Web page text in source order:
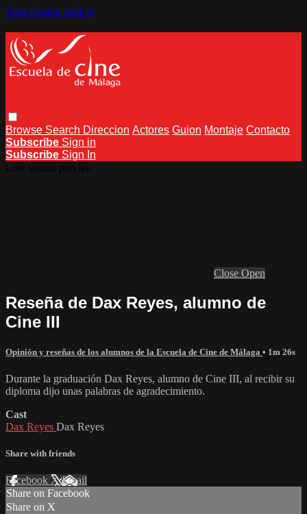
Skip to main content
Browse Search Direccion Actores Guion Montaje Contacto
Subscribe Sign in
Subscribe Sign In
Close Open
Reseña de Dax Reyes, alumno de
Cine III
Opinión y reseñas de los alumnos de la Escuela de Cine de Málaga • 1m 26s
Durante la graduación Dax Reyes, alumno de Cine III, al recibir su
diploma dijo unas palabras de agradecimiento.
Cast
Dax Reyes Dax Reyes
Share with friends
Facebook XEmail
Share on Facebook
Share on X